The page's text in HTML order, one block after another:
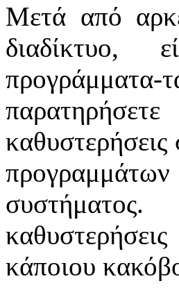
Μετά από
διαδίκτυο,
προγράμματα-
προγραμμάτων
κάποιου